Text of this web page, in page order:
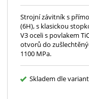
pruh, kód 3580
Strojní závitník s
(6H), s klasickou
V3 oceli s povlakem
otvorů do
1100 MPa.
Skladem dle variant